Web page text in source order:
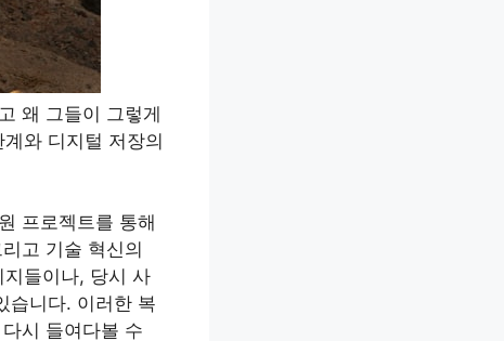
왜 그들이 그렇게
와 디지털 저장의
프로젝트를 통해
고 기술 혁신의
들이나, 당시 사
습니다. 이러한 복
시 들여다볼 수